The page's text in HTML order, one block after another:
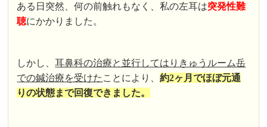
ある日突然、何の前触れもなく、私の左耳は突発性難
聴にかかりました。
しかし、耳鼻科の治療と並行してはりきゅうルーム岳
での鍼治療を受けた ことにより、約2ヶ月でほぼ元通
りの状態まで回復できました。